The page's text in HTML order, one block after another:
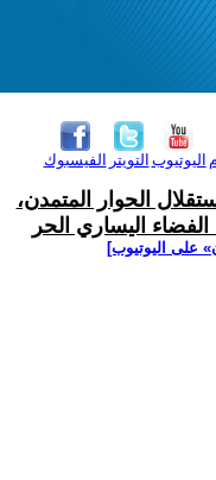
الفيسبوك التويتر اليوتيوب
الحوار المتمدن،
اليساري الحر
على اليوتيوب]